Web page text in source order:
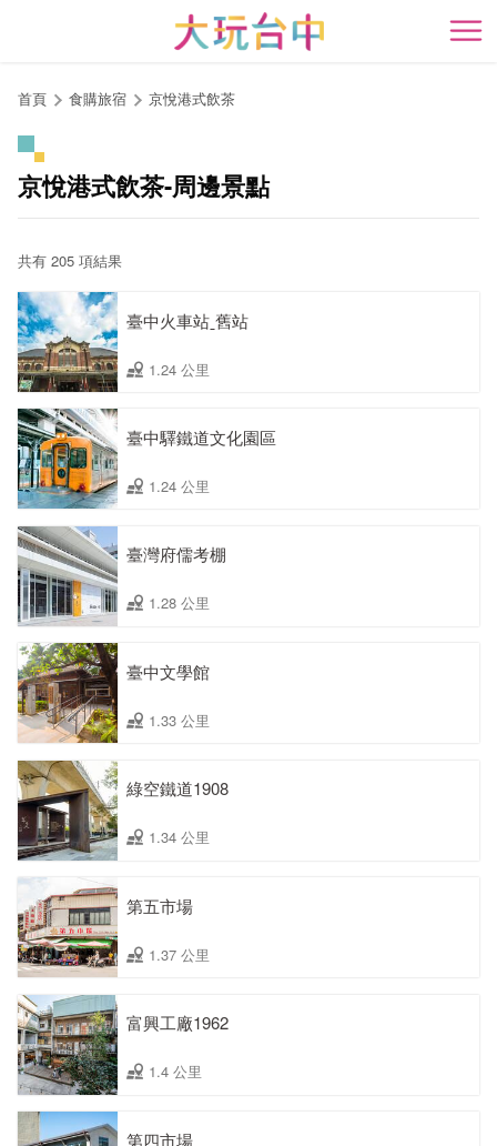
開
首頁 食購旅宿 京悅港式飲茶
京悅港式飲茶-周邊景點
共有 205 項結果
臺中火車站ˍ舊站
1.24 公里
臺中驛鐵道文化園區
1.24 公里
臺灣府儒考棚
1.28 公里
臺中文學館
1.33 公里
綠空鐵道1908
1.34 公里
第五市場
1.37 公里
富興工廠1962
1.4 公里
第四市場